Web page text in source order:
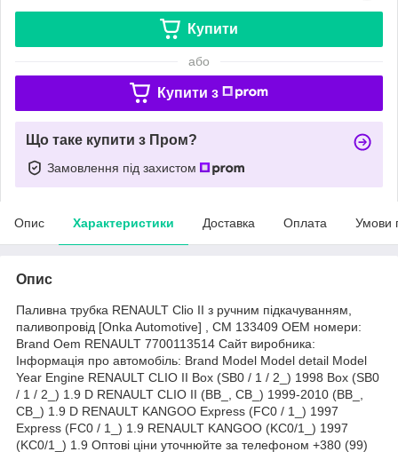
Купити
або
Купити з
Що таке купити з Пром?
Замовлення під захистом
Опис Характеристики Доставка Оплата Умови
Опис
Паливна трубка RENAULT Clio II з ручним підкачуванням,
паливопровід [Onka Automotive] , CM 133409 OEM номери:
Brand Oem RENAULT 7700113514 Сайт виробника:
Інформація про автомобіль: Brand Model Model detail Model
Year Engine RENAULT CLIO II Box (SB0 / 1 / 2_) 1998 Box (SB0
/ 1 / 2_) 1.9 D RENAULT CLIO II (BB_, CB_) 1999-2010 (BB_,
CB_) 1.9 D RENAULT KANGOO Express (FC0 / 1_) 1997
Express (FC0 / 1_) 1.9 RENAULT KANGOO (KC0/1_) 1997
(KC0/1_) 1.9 Оптові ціни уточнюйте за телефоном +380 (99)